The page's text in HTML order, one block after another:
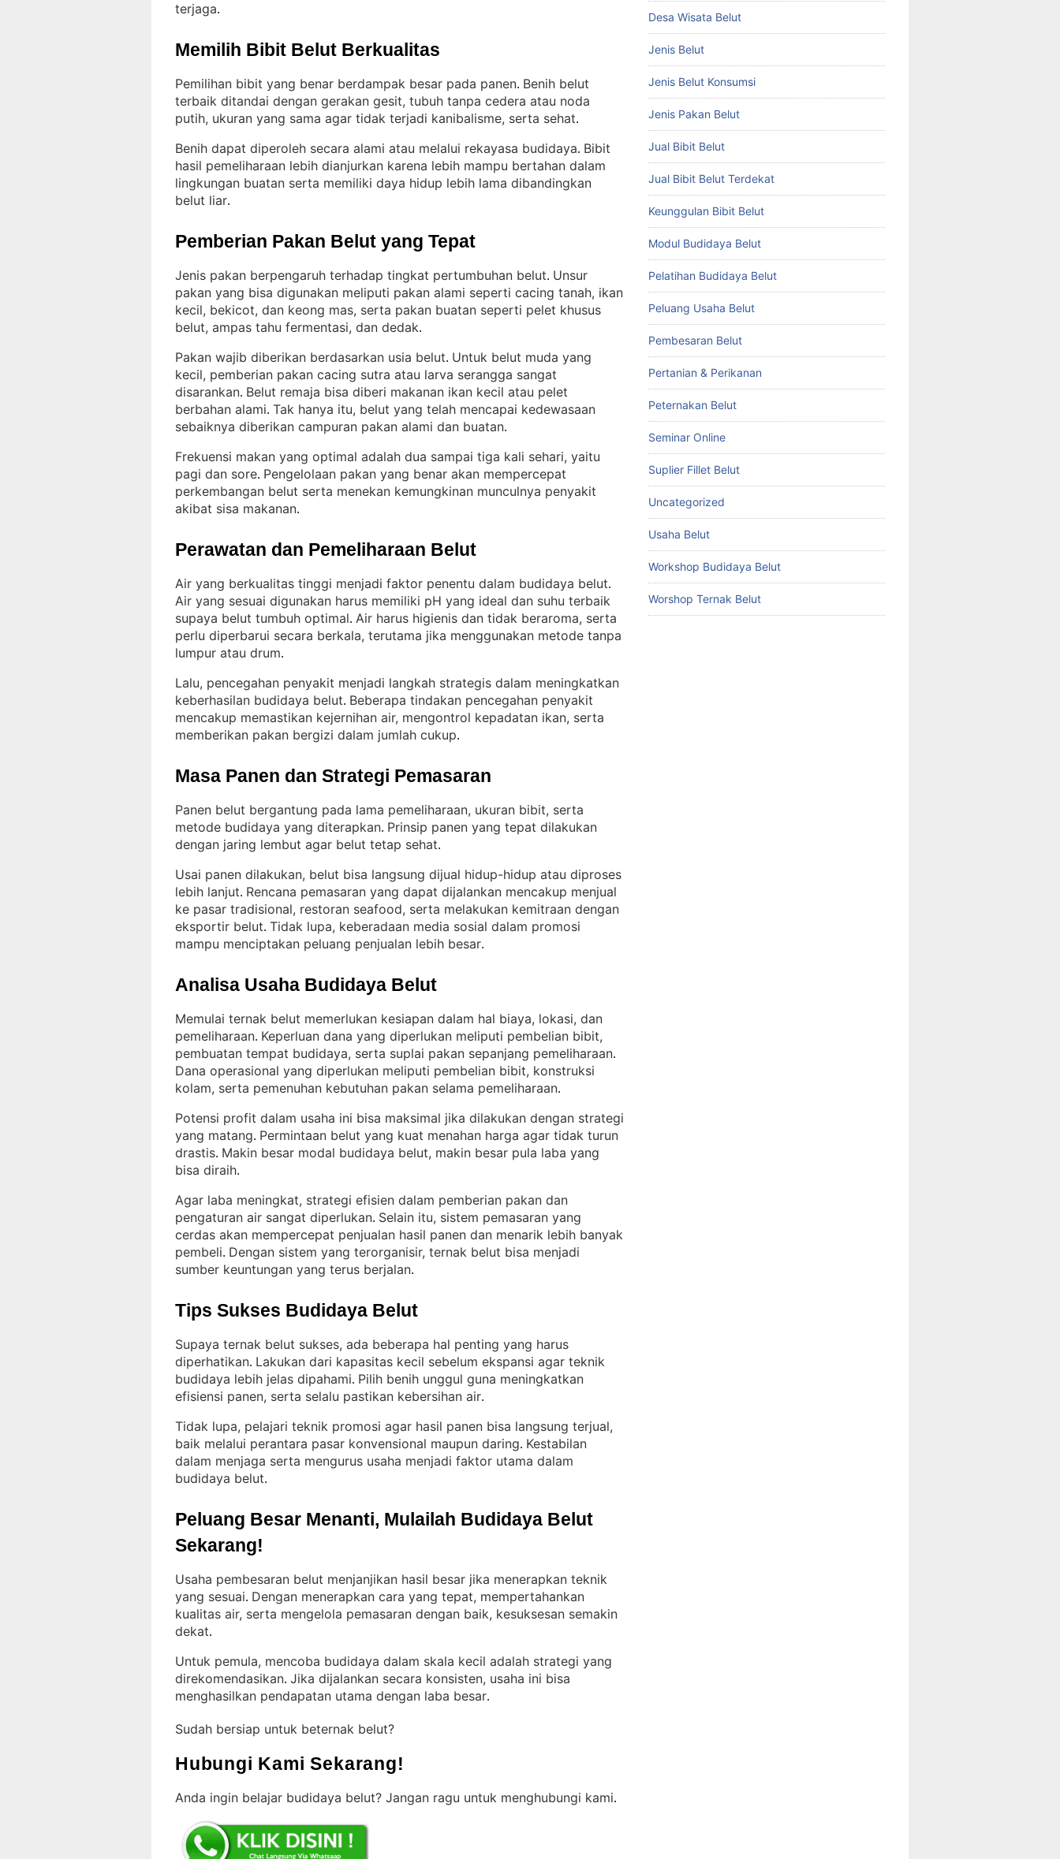
terjaga.
Memilih Bibit Belut Berkualitas
Pemilihan bibit yang benar berdampak besar pada panen. Benih belut
terbaik ditandai dengan gerakan gesit, tubuh tanpa cedera atau noda
putih, ukuran yang sama agar tidak terjadi kanibalisme, serta sehat.
Benih dapat diperoleh secara alami atau melalui rekayasa budidaya. Bibit
hasil pemeliharaan lebih dianjurkan karena lebih mampu bertahan dalam
lingkungan buatan serta memiliki daya hidup lebih lama dibandingkan
belut liar.
Pemberian Pakan Belut yang Tepat
Jenis pakan berpengaruh terhadap tingkat pertumbuhan belut. Unsur
pakan yang bisa digunakan meliputi pakan alami seperti cacing tanah, ikan
kecil, bekicot, dan keong mas, serta pakan buatan seperti pelet khusus
belut, ampas tahu fermentasi, dan dedak.
Pakan wajib diberikan berdasarkan usia belut. Untuk belut muda yang
kecil, pemberian pakan cacing sutra atau larva serangga sangat
disarankan. Belut remaja bisa diberi makanan ikan kecil atau pelet
berbahan alami. Tak hanya itu, belut yang telah mencapai kedewasaan
sebaiknya diberikan campuran pakan alami dan buatan.
Frekuensi makan yang optimal adalah dua sampai tiga kali sehari, yaitu
pagi dan sore. Pengelolaan pakan yang benar akan mempercepat
perkembangan belut serta menekan kemungkinan munculnya penyakit
akibat sisa makanan.
Perawatan dan Pemeliharaan Belut
Air yang berkualitas tinggi menjadi faktor penentu dalam budidaya belut
Air yang sesuai digunakan harus memiliki pH yang ideal dan suhu terbaik
supaya belut tumbuh optimal. Air harus higienis dan tidak beraroma, serta
perlu diperbarui secara berkala, terutama jika menggunakan metode tanpa
lumpur atau drum.
Lalu, pencegahan penyakit menjadi langkah strategis dalam meningkatkan
keberhasilan budidaya belut. Beberapa tindakan pencegahan penyakit
mencakup memastikan kejernihan air, mengontrol kepadatan ikan, serta
memberikan pakan bergizi dalam jumlah cukup.
Masa Panen dan Strategi Pemasaran
Panen belut bergantung pada lama pemeliharaan, ukuran bibit, serta
metode budidaya yang diterapkan. Prinsip panen yang tepat dilakukan
dengan jaring lembut agar belut tetap sehat.
Usai panen dilakukan, belut bisa langsung dijual hidup-hidup atau diproses
lebih lanjut. Rencana pemasaran yang dapat dijalankan mencakup menjual
ke pasar tradisional, restoran seafood, serta melakukan kemitraan dengan
eksportir belut. Tidak lupa, keberadaan media sosial dalam promosi
mampu menciptakan peluang penjualan lebih besar.
Analisa Usaha Budidaya Belut
Memulai ternak belut memerlukan kesiapan dalam hal biaya, lokasi, dan
pemeliharaan. Keperluan dana yang diperlukan meliputi pembelian bibit,
pembuatan tempat budidaya, serta suplai pakan sepanjang pemeliharaan
Dana operasional yang diperlukan meliputi pembelian bibit, konstruksi
kolam, serta pemenuhan kebutuhan pakan selama pemeliharaan.
Potensi profit dalam usaha ini bisa maksimal jika dilakukan dengan strategi
yang matang. Permintaan belut yang kuat menahan harga agar tidak turun
drastis. Makin besar modal budidaya belut, makin besar pula laba yang
bisa diraih.
Agar laba meningkat, strategi efisien dalam pemberian pakan dan
pengaturan air sangat diperlukan. Selain itu, sistem pemasaran yang
cerdas akan mempercepat penjualan hasil panen dan menarik lebih banyak
pembeli. Dengan sistem yang terorganisir, ternak belut bisa menjadi
sumber keuntungan yang terus berjalan.
Tips Sukses Budidaya Belut
Supaya ternak belut sukses, ada beberapa hal penting yang harus
diperhatikan. Lakukan dari kapasitas kecil sebelum ekspansi agar teknik
budidaya lebih jelas dipahami. Pilih benih unggul guna meningkatkan
efisiensi panen, serta selalu pastikan kebersihan air.
Tidak lupa, pelajari teknik promosi agar hasil panen bisa langsung terjual,
baik melalui perantara pasar konvensional maupun daring. Kestabilan
dalam menjaga serta mengurus usaha menjadi faktor utama dalam
budidaya belut.
Peluang Besar Menanti, Mulailah Budidaya Belut
Sekarang!
Usaha pembesaran belut menjanjikan hasil besar jika menerapkan teknik
yang sesuai. Dengan menerapkan cara yang tepat, mempertahankan
kualitas air, serta mengelola pemasaran dengan baik, kesuksesan semakin
dekat.
Untuk pemula, mencoba budidaya dalam skala kecil adalah strategi yang
direkomendasikan. Jika dijalankan secara konsisten, usaha ini bisa
menghasilkan pendapatan utama dengan laba besar.
Sudah bersiap untuk beternak belut?
Hubungi Kami Sekarang!
Anda ingin belajar budidaya belut? Jangan ragu untuk menghubungi kami.
Desa Wisata Belut
Jenis Belut
Jenis Belut Konsumsi
Jenis Pakan Belut
Jual Bibit Belut
Jual Bibit Belut Terdekat
Keunggulan Bibit Belut
Modul Budidaya Belut
Pelatihan Budidaya Belut
Peluang Usaha Belut
Pembesaran Belut
Pertanian & Perikanan
Peternakan Belut
Seminar Online
Suplier Fillet Belut
Uncategorized
Usaha Belut
Workshop Budidaya Belut
Worshop Ternak Belut